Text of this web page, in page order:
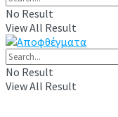
No Result
View All Result
No Result
View All Result